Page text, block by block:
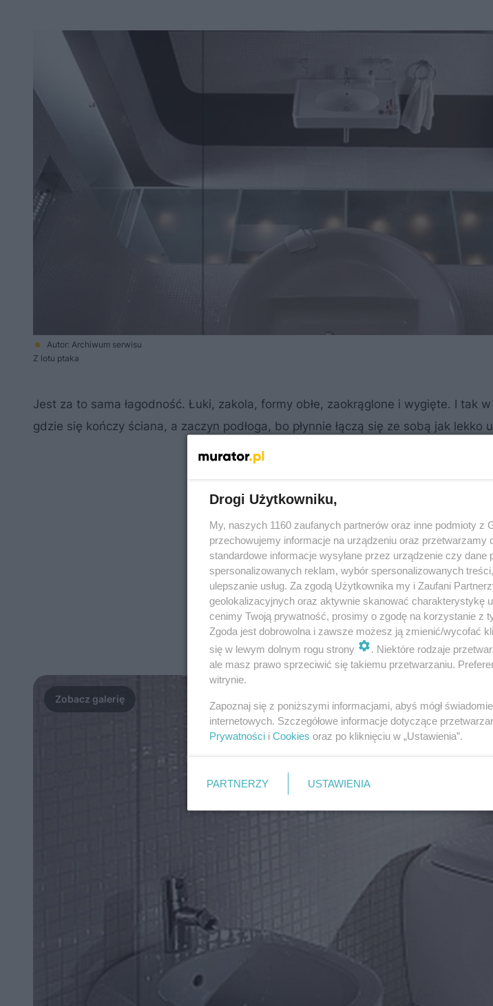
Autor: Archiwum serwisu
Z lotu ptaka
Jest za to sama łagodność. Łuki, zakola, formy obłe, zaokrąglone i wygięte. I tak w
gdzie się kończy ściana, a zaczyn podłoga, bo płynnie łączą się ze sobą jak lekko
Drogi Użytkowniku,
My, naszych 1160 zaufanych partnerów oraz inne podmioty z
przechowujemy informacje na urządzeniu oraz przetwarzamy
standardowe informacje wysyłane przez urządzenie czy dane
spersonalizowanych reklam, wybór spersonalizowanych
ulepszanie usług. Za zgodą Użytkownika my i Zaufani
geolokalizacyjnych oraz aktywnie skanować charakterystykę
cenimy Twoją prywatność, prosimy o zgodę na korzystanie z
Zgoda jest dobrowolna i zawsze możesz ją zmienić/wycofać
się w lewym dolnym rogu strony
. Niektóre rodzaje
ale masz prawo sprzeciwić się takiemu przetwarzaniu.
witrynie.
Zapoznaj się z poniższymi informacjami, abyś mógł
internetowych. Szczegółowe informacje dotyczące
Prywatności i Cookies oraz po kliknięciu w „Ustawienia”.
PARTNERZY USTAWIENIA